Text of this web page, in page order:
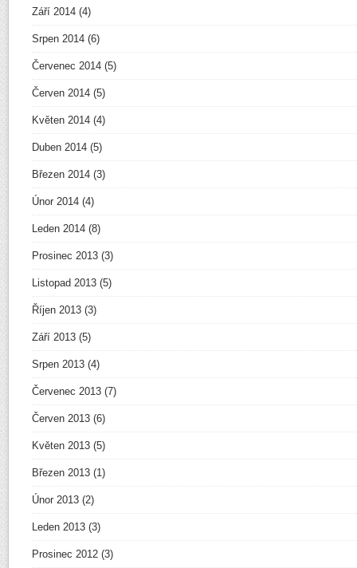
Září 2014 (4)
Srpen 2014 (6)
Červenec 2014 (5)
Červen 2014 (5)
Květen 2014 (4)
Duben 2014 (5)
Březen 2014 (3)
Únor 2014 (4)
Leden 2014 (8)
Prosinec 2013 (3)
Listopad 2013 (5)
Říjen 2013 (3)
Září 2013 (5)
Srpen 2013 (4)
Červenec 2013 (7)
Červen 2013 (6)
Květen 2013 (5)
Březen 2013 (1)
Únor 2013 (2)
Leden 2013 (3)
Prosinec 2012 (3)